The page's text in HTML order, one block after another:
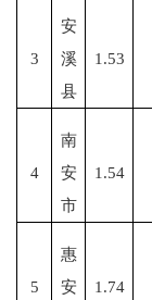
3
安
溪
县
1.53
4
南
安
市
1.54
5
惠
安
1.74